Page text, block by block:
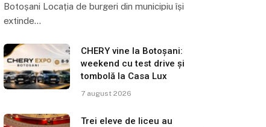
Botoșani Locația de burgeri din municipiu își
extinde…
CHERY vine la Botoșani:
weekend cu test drive și
tombolă la Casa Lux
7 august 2026
Trei eleve de liceu au